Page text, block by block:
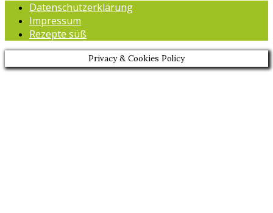
Datenschutzerklärung
Impressum
Rezepte süß
Privacy & Cookies Policy